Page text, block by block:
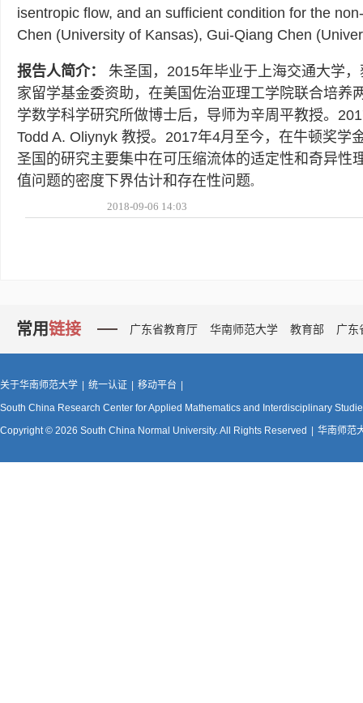
isentropic flow, and an sufficient condition for the
Chen (University of Kansas), Gui-Qiang Chen
报告人简介： 朱圣国，2015年毕业于上海交通大学
家留学基金委资助，在美国佐治亚理工学院联合培
学数学科学研究所做博士后，导师为辛周平教授。
Todd A. Oliynyk 教授。2017年4月至今，在牛顿奖学
圣国的研究主要集中在可压缩流体的适定性和奇异
值问题的密度下界估计和存在性问题。
2018-09-06 14:03
常用链接 广东省教育厅 华南师范大学 教育部 广东
关于华南师范大学 统一认证 移动平台
South China Research Center for Applied Mathematics and Interdisciplinary
Copyright © 2026 South China Normal University. All Rights Reserved
华南师范